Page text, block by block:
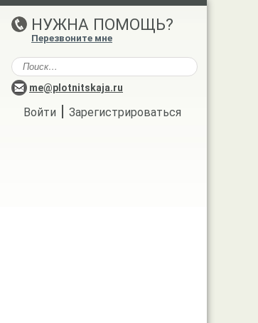
НУЖНА ПОМОЩЬ?
Перезвоните мне
me@plotnitskaja.ru
Войти | Зарегистрироваться